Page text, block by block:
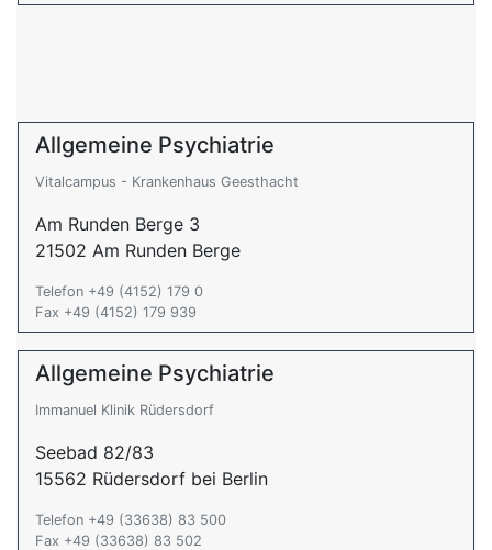
Allgemeine Psychiatrie
Vitalcampus - Krankenhaus Geesthacht
Am Runden Berge 3
21502 Am Runden Berge
Telefon +49 (4152) 179 0
Fax +49 (4152) 179 939
Allgemeine Psychiatrie
Immanuel Klinik Rüdersdorf
Seebad 82/83
15562 Rüdersdorf bei Berlin
Telefon +49 (33638) 83 500
Fax +49 (33638) 83 502